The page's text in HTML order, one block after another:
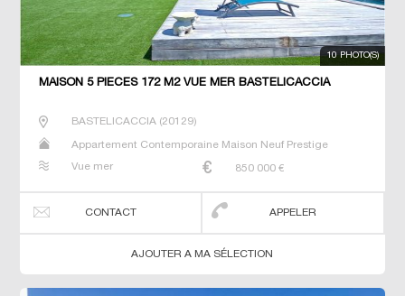
10 PHOTO(S)
MAISON 5 PIECES 172 M2 VUE MER BASTELICACCIA
BASTELICACCIA(20129)
Appartement Contemporaine Maison Neuf Prestige
Vue mer
850 000 €
CONTACT APPELER
AJOUTER A MA SÉLECTION